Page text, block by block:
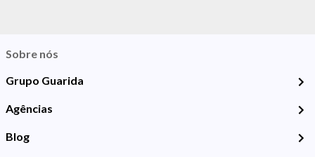
Sobre nós
Grupo Guarida
Agências
Blog